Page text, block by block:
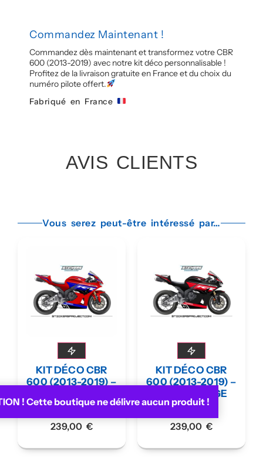
! Cette boutique ne délivre aucun produit !
Commandez Maintenant !
Commandez dès maintenant et transformez votre CBR
600 (2013-2019) avec notre kit déco personnalisable !
Profitez de la livraison gratuite en France et du choix du
numéro pilote offert.
Fabriqué en France
AVIS CLIENTS
Vous serez peut-être intéressé par…
KIT DÉCO CBR
600 (2013-2019) –
€
239,00 €
KIT DÉCO CBR
600 (2013-2019) –
NOIR & ROUGE
229,00
239,00 €